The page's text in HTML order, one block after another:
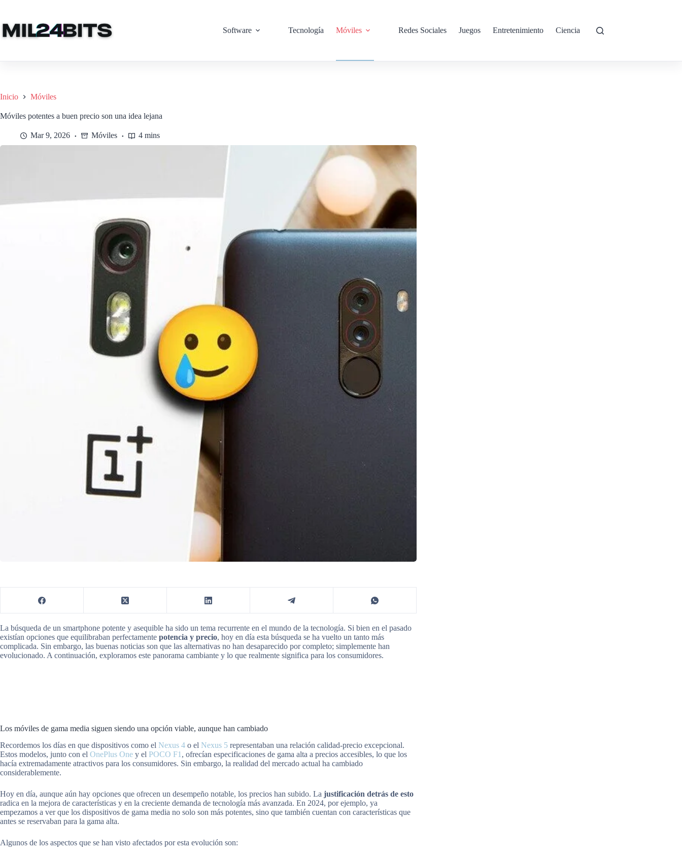
contenido
Software
Tecnología Móviles Redes Sociales Juegos Entretenimiento Ciencia
Inicio Móviles
Móviles potentes a buen precio son una idea lejana
Mar 9, 2026 Móviles 4 mins
La búsqueda de un smartphone potente y asequible ha sido un tema recurrente en el mundo de la tecnología. Si bien en el pasado
existían opciones que equilibraban perfectamente potencia y precio, hoy en día esta búsqueda se ha vuelto un tanto más
complicada. Sin embargo, las buenas noticias son que las alternativas no han desaparecido por completo; simplemente han
evolucionado. A continuación, exploramos este panorama cambiante y lo que realmente significa para los consumidores.
Los móviles de gama media siguen siendo una opción viable, aunque han cambiado
Recordemos los días en que dispositivos como el Nexus 4 o el Nexus 5 representaban una relación calidad-precio excepcional.
Estos modelos, junto con el OnePlus One y el POCO F1 , ofrecían especificaciones de gama alta a precios accesibles, lo que los
hacía extremadamente atractivos para los consumidores. Sin embargo, la realidad del mercado actual ha cambiado
considerablemente.
Hoy en día, aunque aún hay opciones que ofrecen un desempeño notable, los precios han subido. La justificación detrás de esto
radica en la mejora de características y en la creciente demanda de tecnología más avanzada. En 2024, por ejemplo, ya
empezamos a ver que los dispositivos de gama media no solo son más potentes, sino que también cuentan con características que
antes se reservaban para la gama alta.
Algunos de los aspectos que se han visto afectados por esta evolución son: